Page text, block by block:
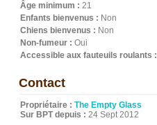
Âge minimum : 21
Enfants bienvenus : Non
Chiens bienvenus : Non
Non-fumeur : Oui
Accessible aux fauteuils roulants :
Contact
Propriétaire : The Empty Glass
Sur BPT depuis : 24 Sept 2012